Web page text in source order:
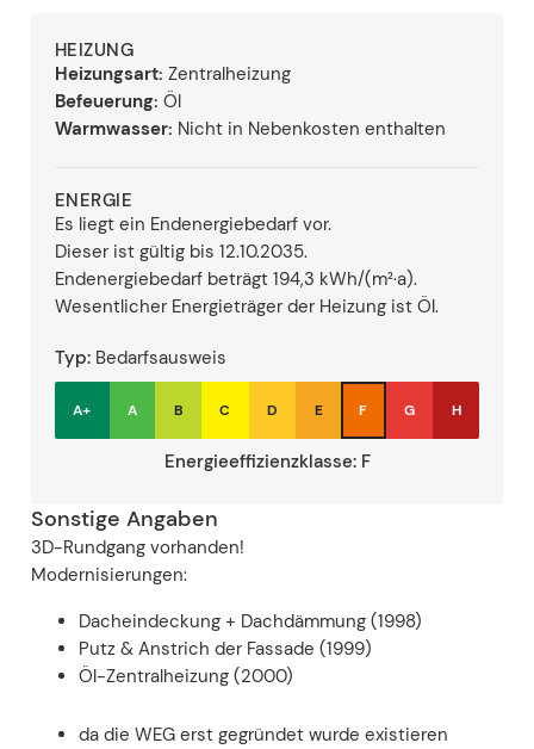
HEIZUNG
Heizungsart: Zentralheizung
Befeuerung: Öl
Warmwasser: Nicht in Nebenkosten enthalten
ENERGIE
Es liegt ein Endenergiebedarf vor.
Dieser ist gültig bis 12.10.2035.
Endenergiebedarf beträgt 194,3 kWh/(m²·a).
Wesentlicher Energieträger der Heizung ist Öl.
Typ: Bedarfsausweis
A+ A B C D E F G H
Energieeffizienzklasse: F
Sonstige Angaben
3D-Rundgang vorhanden!
Modernisierungen:
Dacheindeckung + Dachdämmung (1998)
Putz & Anstrich der Fassade (1999)
Öl-Zentralheizung (2000)
da die WEG erst gegründet wurde existieren